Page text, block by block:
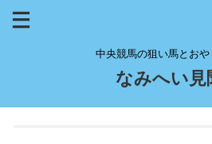
中央競馬の狙い馬とお
なみへい見